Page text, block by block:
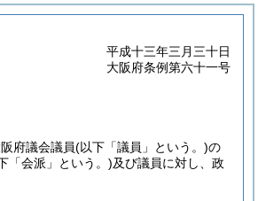
平成十三年三月三十日
大阪府条例第六十一号
府議会議員(以下「議員」という。)の
「会派」という。)及び議員に対し、政